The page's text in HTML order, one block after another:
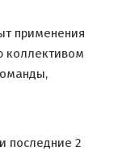
применения
коллективом
последние 2